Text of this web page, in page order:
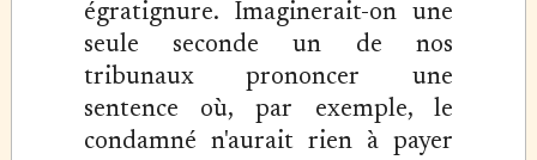
égratignure. Imaginerait-on une
seule seconde un de nos
tribunaux prononcer une
sentence où, par exemple, le
condamné n'aurait rien à payer